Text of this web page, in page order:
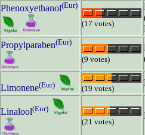
Phenoxyethanol(Eur)
(17 votes)
Propylparaben(Eur)
(9 votes)
Limonene(Eur) (19 votes)
Linalool(Eur)
(21 votes)